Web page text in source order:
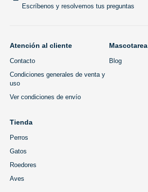
Escríbenos y resolvemos tus preguntas
Atención al cliente
Contacto
Condiciones generales de venta y
uso
Ver condiciones de envío
Mascotarea
Blog
Tienda
Perros
Gatos
Roedores
Aves